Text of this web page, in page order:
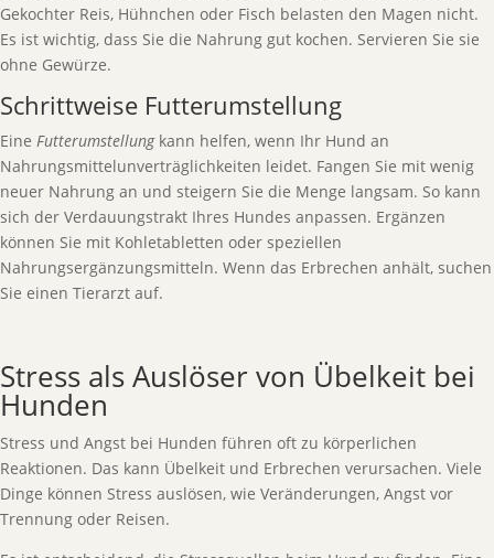
Gekochter Reis, Hühnchen oder Fisch belasten den Magen nicht.
Es ist wichtig, dass Sie die Nahrung gut kochen. Servieren Sie sie
ohne Gewürze.
Schrittweise Futterumstellung
Eine Futterumstellungkann helfen, wenn Ihr Hund an
Nahrungsmittelunverträglichkeiten leidet. Fangen Sie mit wenig
neuer Nahrung an und steigern Sie die Menge langsam. So kann
sich der Verdauungstrakt Ihres Hundes anpassen. Ergänzen
können Sie mit Kohletabletten oder speziellen
Nahrungsergänzungsmitteln. Wenn das Erbrechen anhält, suchen
Sie einen Tierarzt auf.
Stress als Auslöser von Übelkeit bei
Hunden
Stress und Angst bei Hunden führen oft zu körperlichen
Reaktionen. Das kann Übelkeit und Erbrechen verursachen. Viele
Dinge können Stress auslösen, wie Veränderungen, Angst vor
Trennung oder Reisen.